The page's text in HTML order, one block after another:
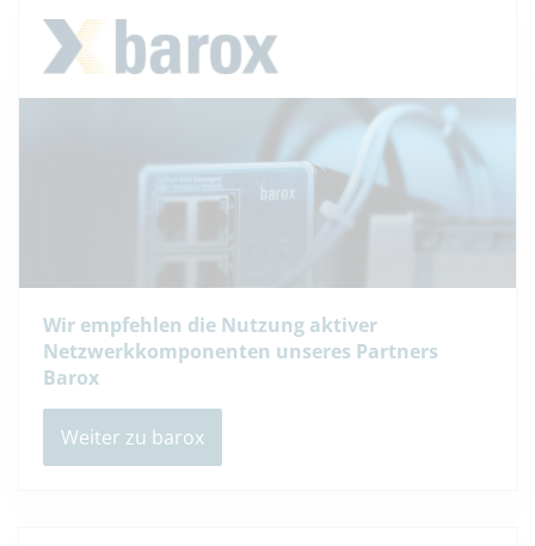
Wir empfehlen die Nutzung aktiver
Netzwerkkomponenten unseres Partners
Barox
Weiter zu barox